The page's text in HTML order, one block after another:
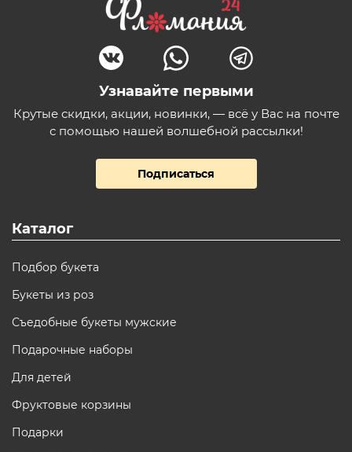
Узнавайте первыми
Крутые скидки, акции, новинки, — всё у Вас на почте
с помощью нашей волшебной рассылки!
Подписаться
Каталог
Подбор букета
Букеты из роз
Съедобные букеты мужские
Подарочные наборы
Для детей
Фруктовые корзины
Подарки